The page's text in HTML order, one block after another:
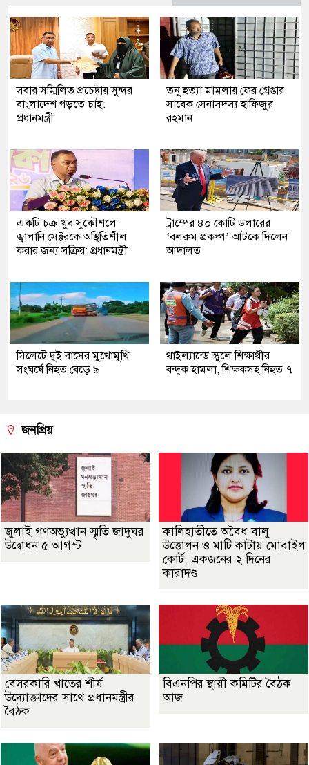
সবার সম্মিলিত প্রচেষ্টায় সুন্দর
বাংলাদেশ গড়তে চাই:
প্রধানমন্ত্রী
তনু হত্যা মামলায় ফের গ্রেপ্তার
সাবেক সেনাসদস্য হাফিজুর
রহমান
একটি চক্র খুব সুকৌশলে
জ্বালানি সেক্টরকে অস্থিতিশীল
করার জন্য সক্রিয়: প্রধানমন্ত্রী
ট্রাম্পের ৪০ কোটি ডলারের
‘বলরুম প্রকল্প’ আটকে দিলেন
আদালত
সিলেটে দুই বাসের মুখোমুখি
সংঘর্ষে নিহত বেড়ে ৯
থাইল্যান্ডে স্কুলে শিক্ষার্থীর
বন্দুক হামলা, শিক্ষকসহ নিহত ৭
জনপ্রিয়
জুলাই গণঅভ্যুত্থান স্মৃতি জাদুঘর
উদ্বোধন ৫ আগস্ট
কালিহাতীতে অবৈধ বালু
উত্তোলন ও মাটি কাটায় মোবাইল
কোর্ট, একজনের ২ দিনের
কারাদণ্ড
বেসরকারি খাতের শীর্ষ
উদ্যোক্তাদের সাথে প্রধানমন্ত্রীর
বৈঠক
বিএনপির স্থায়ী কমিটির বৈঠক
আজ